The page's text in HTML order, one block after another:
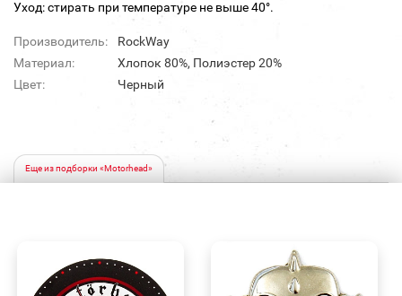
Уход: стирать при температуре не выше 40°.
Производитель:
RockWay
Материал:
Хлопок 80%, Полиэстер 20%
Цвет:
Черный
Еще из подборки «Motorhead»